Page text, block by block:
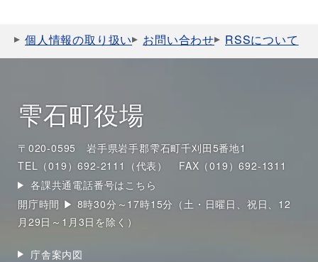
個人情報の取り扱い お問い合わせ RSSについて
雫石町役場
〒020-0595 岩手県岩手郡雫石町千刈田5番地1
TEL（019）692-2111（代表）
FAX（019）692-1311
各課共通電話番号はこちら
開庁時間 ▶ 8時30分～17時15分（土・日曜日、祝日、12
月29日～1月3日を除く）
庁舎案内図